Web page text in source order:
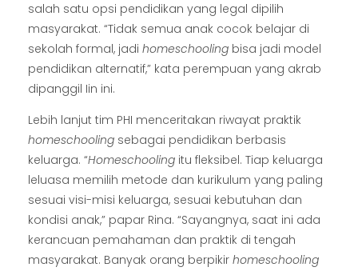
salah satu opsi pendidikan yang legal dipilih
masyarakat. “Tidak semua anak cocok belajar di
sekolah formal, jadi homeschooling bisa jadi model
pendidikan alternatif,” kata perempuan yang akrab
dipanggil Iin ini.
Lebih lanjut tim PHI menceritakan riwayat praktik
homeschooling sebagai pendidikan berbasis
keluarga. “Homeschooling itu fleksibel. Tiap keluarga
leluasa memilih metode dan kurikulum yang paling
sesuai visi-misi keluarga, sesuai kebutuhan dan
kondisi anak,” papar Rina. “Sayangnya, saat ini ada
kerancuan pemahaman dan praktik di tengah
masyarakat. Banyak orang berpikir homeschooling